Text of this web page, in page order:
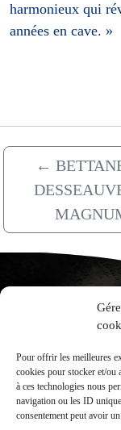
Pour offrir les meilleures
cookies pour stocker et/ou
à ces technologies nous
navigation ou les ID
consentement peut avoir
harmonieux qui
années en cave. »
←